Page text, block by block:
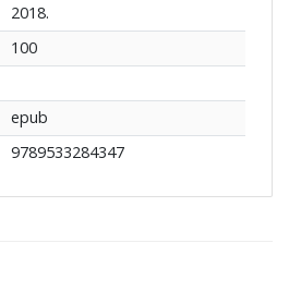
2018.
100
epub
9789533284347